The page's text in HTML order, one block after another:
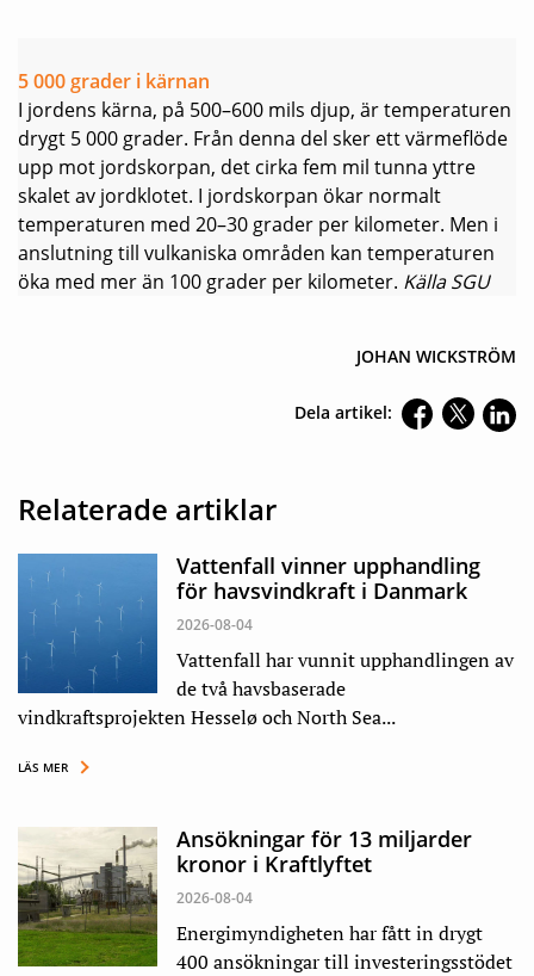
5 000 grader i kärnan
I jordens kärna, på 500–600 mils djup, är temperaturen
drygt 5 000 grader. Från denna del sker ett värmeflöde
upp mot jordskorpan, det cirka fem mil tunna yttre
skalet av jordklotet. I jordskorpan ökar normalt
temperaturen med 20–30 grader per kilometer. Men i
anslutning till vulkaniska områden kan temperaturen
öka med mer än 100 grader per kilometer. Källa SGU
JOHAN WICKSTRÖM
Dela artikel:
Relaterade artiklar
Vattenfall vinner upphandling
för havsvindkraft i Danmark
2026-08-04
Vattenfall har vunnit upphandlingen av
de två havsbaserade
vindkraftsprojekten Hesselø och North Sea...
LÄS MER
Ansökningar för 13 miljarder
kronor i Kraftlyftet
2026-08-04
Energimyndigheten har fått in drygt
400 ansökningar till investeringsstödet